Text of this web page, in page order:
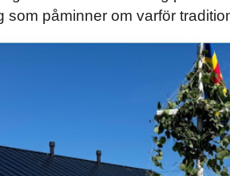
som påminner om varför